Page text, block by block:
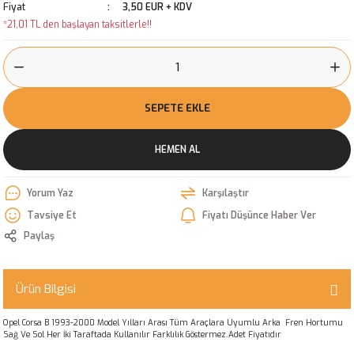
Fiyat
3,50 EUR + KDV
*21,01 TL den başlayan taksitlerle!!
SEPETE EKLE
HEMEN AL
Yorum Yaz
Karşılaştır
Tavsiye Et
Fiyatı Düşünce Haber Ver
Paylaş
Ürün Bilgisi
Opel Corsa B 1993-2000 Model Yılları Arası Tüm Araçlara Uyumlu Arka Fren Hortumu
Sağ Ve Sol Her İki Taraftada Kullanılır Farklılık Göstermez.Adet Fiyatıdır